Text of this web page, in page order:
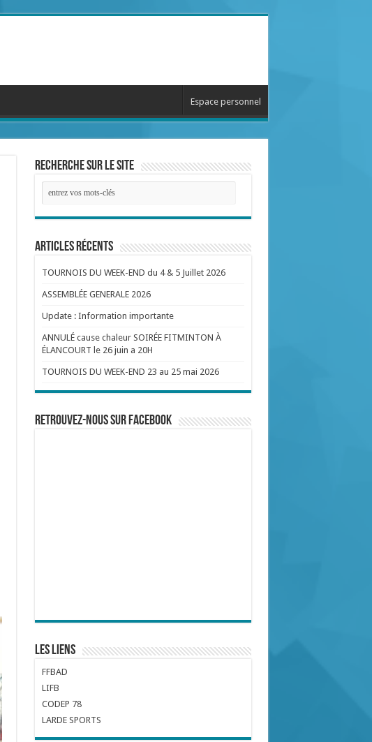
Espace personnel
Recherche sur le site
Articles récents
TOURNOIS DU WEEK-END du 4 & 5 Juillet 2026
ASSEMBLÉE GENERALE 2026
Update : Information importante
ANNULÉ cause chaleur SOIRÉE FITMINTON À
ÉLANCOURT le 26 juin a 20H
TOURNOIS DU WEEK-END 23 au 25 mai 2026
Retrouvez-nous sur Facebook
Les liens
FFBAD
LIFB
CODEP 78
LARDE SPORTS